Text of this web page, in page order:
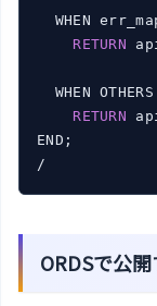
WHEN
RETURN
WHEN OTHERS
RETURN
END;
/
ORDSで公